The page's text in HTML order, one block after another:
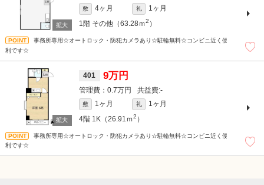
敷 4ヶ月 礼
1ヶ月
1階 その他（63.28ｍ2 ）
事務所専用☆オートロック・防犯カメラあり☆駐輪無料☆コンビニ近く便
利です☆
401 9万円
0.7万円 -
敷 1ヶ月 礼
1ヶ月
4階 1K（26.91ｍ2 ）
事務所専用☆オートロック・防犯カメラあり☆駐輪無料☆コンビニ近く便
利です☆